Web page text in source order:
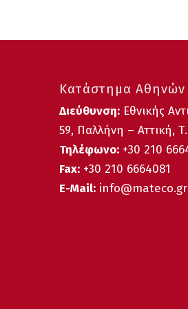
Κατάστημα Αθηνών
Διεύθυνση: Εθνικής
59, Παλλήνη – Αττική,
Τηλέφωνο: +30 210
Fax: +30 210 6664081
E-Mail: info@mateco.gr